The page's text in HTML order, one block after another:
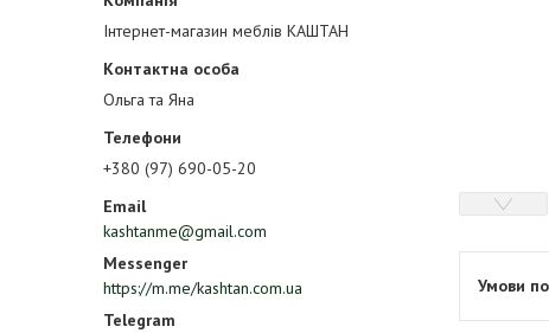
Інтернет-магазин меблів КАШТАН
Ольга та Яна
+380 (97) 690-05-20
kashtanme@gmail.com
https://m.me/kashtan.com.ua